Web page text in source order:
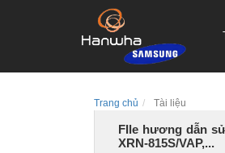
Trang chủ Tài liệu
FIle hương dẫn
XRN-815S/VAP,...